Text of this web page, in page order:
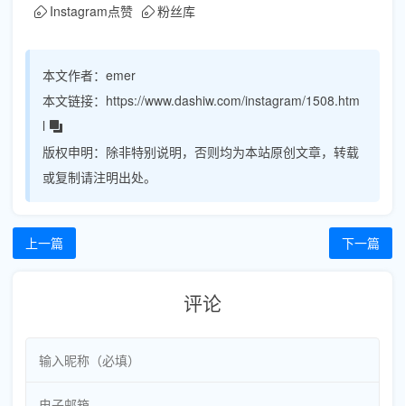
Instagram点赞
粉丝库
本文作者： emer
本文链接： https://www.dashiw.com/instagram/1508.htm
l
版权申明： 除非特别说明，否则均为本站原创文章，转载
或复制请注明出处。
上一篇 下一篇
评论